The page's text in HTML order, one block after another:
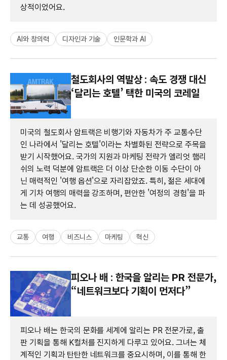
상적이었어요.
AI와 창의력 디자인과 기술 인문학과 AI
철도회사의 역발상 : 속도 경쟁 대신
‘달리는 호텔’ 택한 미국의 코레일
미국의 철도회사 암트랙은 비행기와 자동차가 주 교통수단
인 나라에서 '달리는 호텔'이라는 차별화된 전략으로 주목을
받기 시작했어요. 국가의 지원과 마케팅 전략가 엘리엇 햄리
쉬의 노력 덕분에 암트랙은 더 이상 단순한 이동 수단이 아
닌 매력적인 '여행 옵션'으로 자리잡았죠. 특히, 젊은 세대에
게 기차 여행의 매력을 강조하며, 편안한 '여정의 경험'을 파
는 데 성공했어요.
교통 여행 비즈니스 마케팅 혁신
피오나 배 : 한국을 알리는 PR 전문가,
“네트워크보다 기획이 먼저다”
피오나 배는 한국의 문화를 세계에 알리는 PR 전문가로, 출
판 기획을 통해 K컬처를 진지하게 다루고 있어요. 그녀는 체
계적인 기획과 탄탄한 네트워크를 중요시하며, 이를 통해 한